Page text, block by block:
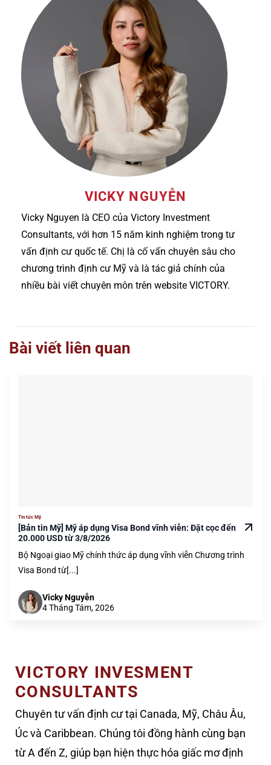
VICKY NGUYỄN
Vicky Nguyen là CEO của Victory Investment
Consultants, với hơn 15 năm kinh nghiệm trong tư
vấn định cư quốc tế. Chị là cố vấn chuyên sâu cho
chương trình định cư Mỹ và là tác giả chính của
nhiều bài viết chuyên môn trên website VICTORY.
Bài viết liên quan
Tin tức Mỹ
[Bản tin Mỹ] Mỹ áp dụng Visa Bond vĩnh viễn: Đặt cọc đến
20.000 USD từ 3/8/2026
Bộ Ngoại giao Mỹ chính thức áp dụng vĩnh viễn Chương trình
Visa Bond từ[...]
Vicky Nguyễn
4 Tháng Tám, 2026
VICTORY INVESMENT
CONSULTANTS
Chuyên tư vấn định cư tại Canada, Mỹ, Châu Âu,
Úc và Caribbean. Chúng tôi đồng hành cùng bạn
từ A đến Z, giúp bạn hiện thực hóa giấc mơ định